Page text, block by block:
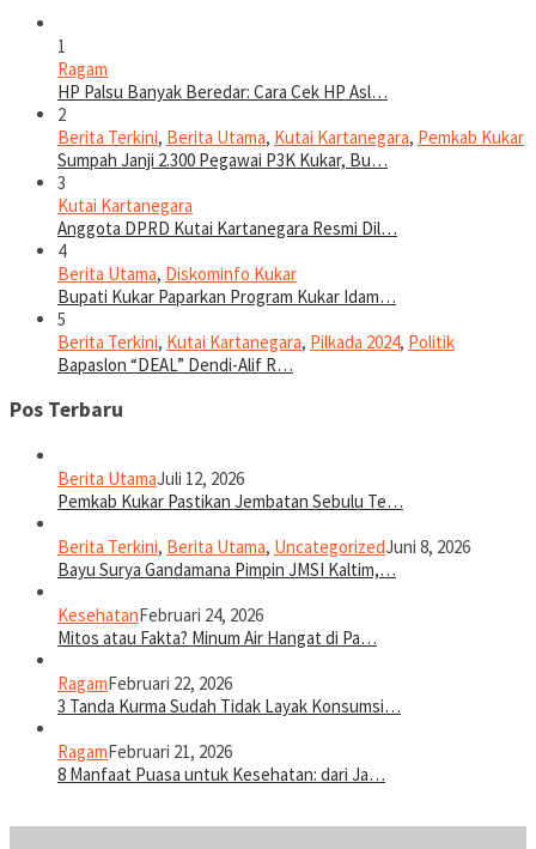
1
Ragam
HP Palsu Banyak Beredar: Cara Cek HP Asl…
2
Berita Terkini, Berita Utama, Kutai Kartanegara, Pemkab Kukar
Sumpah Janji 2.300 Pegawai P3K Kukar, Bu…
3
Kutai Kartanegara
Anggota DPRD Kutai Kartanegara Resmi Dil…
4
Berita Utama, Diskominfo Kukar
Bupati Kukar Paparkan Program Kukar Idam…
5
Berita Terkini, Kutai Kartanegara, Pilkada 2024, Politik
Bapaslon “DEAL” Dendi-Alif R…
Pos Terbaru
Berita UtamaJuli 12, 2026
Pemkab Kukar Pastikan Jembatan Sebulu Te…
Berita Terkini, Berita Utama, UncategorizedJuni 8, 2026
Bayu Surya Gandamana Pimpin JMSI Kaltim,…
KesehatanFebruari 24, 2026
Mitos atau Fakta? Minum Air Hangat di Pa…
RagamFebruari 22, 2026
3 Tanda Kurma Sudah Tidak Layak Konsumsi…
RagamFebruari 21, 2026
8 Manfaat Puasa untuk Kesehatan: dari Ja…